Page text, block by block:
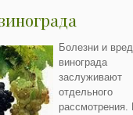
Болезни и
винограда
заслуживают
отдельного
рассмотрения.